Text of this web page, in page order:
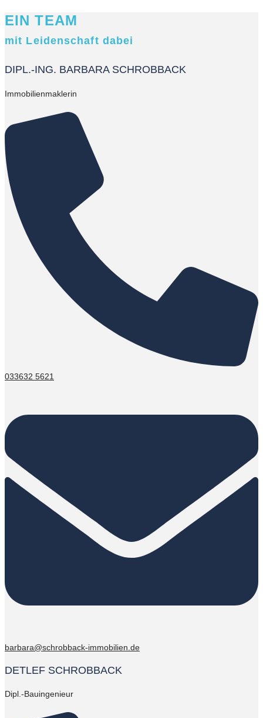
EIN TEAM
mit Leidenschaft dabei
DIPL.-ING. BARBARA SCHROBBACK
Immobilienmaklerin
033632 5621
barbara@schrobback-immobilien.de
DETLEF SCHROBBACK
Dipl.-Bauingenieur